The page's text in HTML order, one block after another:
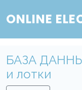
ONLINE
БАЗА
и лотки
Пополните
получить